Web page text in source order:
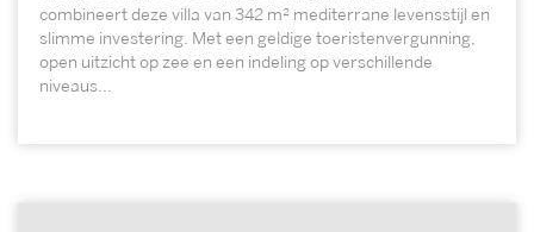
combineert deze villa van 342 m² mediterrane levensstijl en
slimme investering. Met een geldige toeristenvergunning,
open uitzicht op zee en een indeling op verschillende
niveaus...